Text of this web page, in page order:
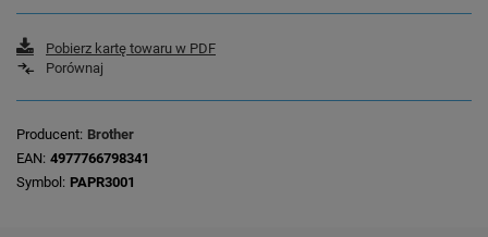
Pobierz kartę towaru w PDF
Porównaj
Producent Brother
EAN 4977766798341
Symbol PAPR3001